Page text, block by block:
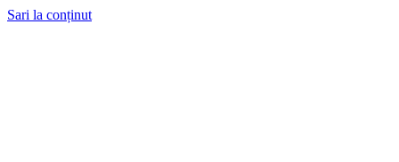
Sari la conținut